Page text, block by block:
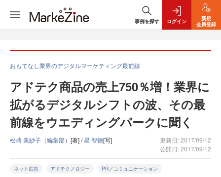
事例を探す ログイン
新規
会員登録
おもてなし業界のデジタルマーケティング最前線
アドテク商品の売上750％増！業界に
拡がるデジタルシフトの波、その最
前線をウエディングパークに聞く
松崎 美紗子（編集部） [著] /星 智徳[写]
更新日: 2017/09/12
公開日: 2017/09/12
ネット広告 アドテクノロジー PR／コミュニケーション